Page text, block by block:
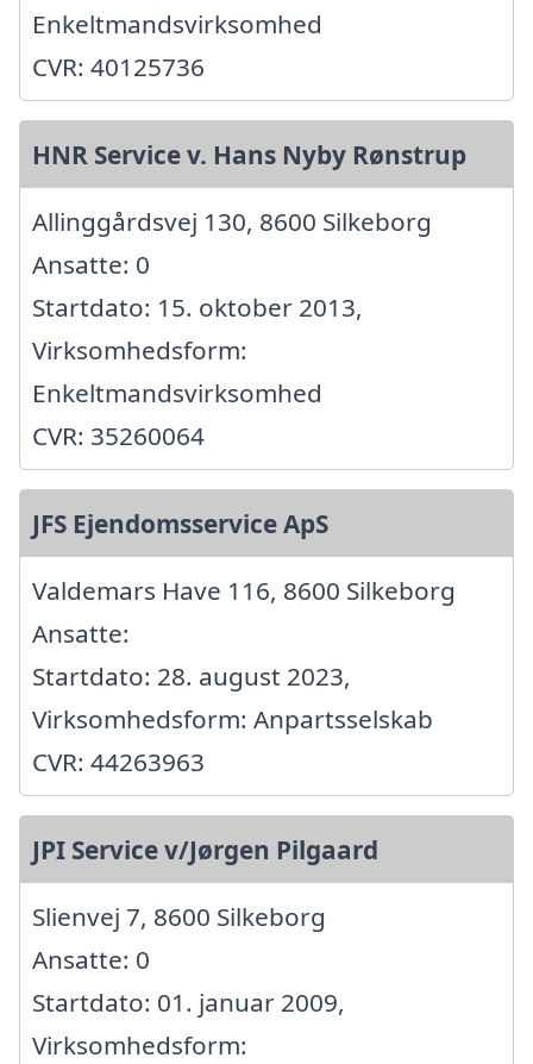
Enkeltmandsvirksomhed
CVR: 40125736
HNR Service v. Hans Nyby Rønstrup
Allinggårdsvej 130, 8600 Silkeborg
Ansatte: 0
Startdato: 15. oktober 2013,
Virksomhedsform:
Enkeltmandsvirksomhed
CVR: 35260064
JFS Ejendomsservice ApS
Valdemars Have 116, 8600 Silkeborg
Ansatte:
Startdato: 28. august 2023,
Virksomhedsform: Anpartsselskab
CVR: 44263963
JPI Service v/Jørgen Pilgaard
Slienvej 7, 8600 Silkeborg
Ansatte: 0
Startdato: 01. januar 2009,
Virksomhedsform: